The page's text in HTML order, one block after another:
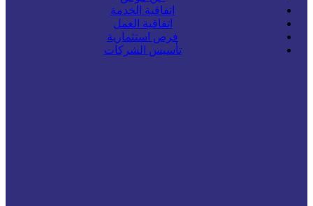
اتفاقية الخدمة
اتفاقية العمل
فرص استثمارية
تأسيس الشركات